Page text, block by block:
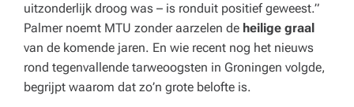
uitzonderlijk droog was – is ronduit positief geweest.”
Palmer noemt MTU zonder aarzelen de heilige graal
van de komende jaren. En wie recent nog het nieuws
rond tegenvallende tarweoogsten in Groningen volgde,
begrijpt waarom dat zo’n grote belofte is.